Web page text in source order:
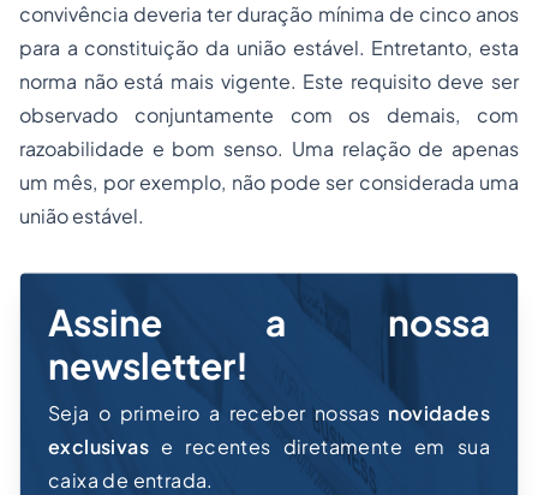
convivência deveria ter duração mínima de cinco anos
para a constituição da união estável. Entretanto, esta
norma não está mais vigente. Este requisito deve ser
observado conjuntamente com os demais, com
razoabilidade e bom senso. Uma relação de apenas
um mês, por exemplo, não pode ser considerada uma
união estável.
Assine a nossa
newsletter!
Seja o primeiro a receber nossas novidades
exclusivas e recentes diretamente em sua
caixa de entrada.